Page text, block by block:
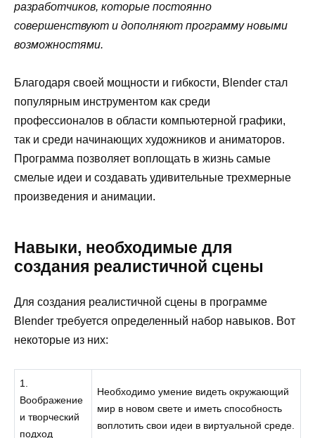
разработчиков, которые постоянно
совершенствуют и дополняют программу новыми
возможностями.
Благодаря своей мощности и гибкости, Blender стал
популярным инструментом как среди
профессионалов в области компьютерной графики,
так и среди начинающих художников и аниматоров.
Программа позволяет воплощать в жизнь самые
смелые идеи и создавать удивительные трехмерные
произведения и анимации.
Навыки, необходимые для
создания реалистичной сцены
Для создания реалистичной сцены в программе
Blender требуется определенный набор навыков. Вот
некоторые из них:
1.
Воображение
и творческий
подход
Необходимо умение видеть окружающий
мир в новом свете и иметь способность
воплотить свои идеи в виртуальной среде.